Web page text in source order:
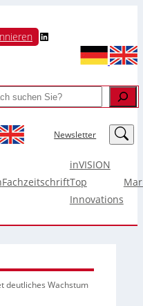
LinkedIn
Newsletter LinkedIn
Fachzeitschrift
inVISION
Top
Innovations
deutliches Wachstum